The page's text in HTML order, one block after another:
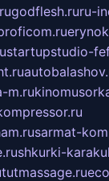
godflesh.ruru-
startupstudio-
m.ru
sarmat-
shkurki-
tutmassage.ru